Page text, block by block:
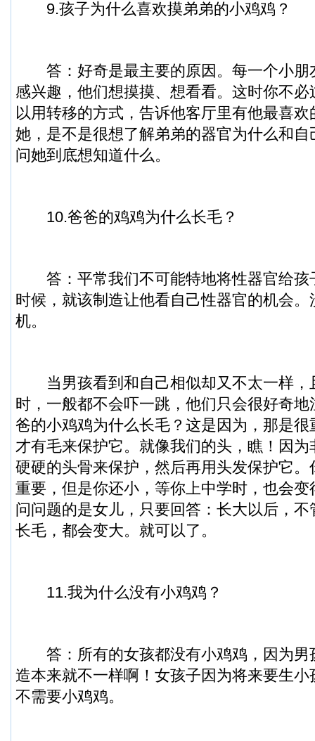
9.孩子为什么喜欢摸弟弟的小鸡鸡？
答：好奇是最主要的原因。每一个小朋
感兴趣，他们想摸摸、想看看。这时你不
以用转移的方式，告诉他客厅里有他最喜
她，是不是很想了解弟弟的器官为什么和
问她到底想知道什么。
10.爸爸的鸡鸡为什么长毛？
答：平常我们不可能特地将性器官给孩
时候，就该制造让他看自己性器官的机会
机。
当男孩看到和自己相似却又不太一样，
时，一般都不会吓一跳，他们只会很好奇
爸的小鸡鸡为什么长毛？这是因为，那是
才有毛来保护它。就像我们的头，瞧！因
硬硬的头骨来保护，然后再用头发保护它
重要，但是你还小，等你上中学时，也会
问问题的是女儿，只要回答：长大以后，
长毛，都会变大。就可以了。
11.我为什么没有小鸡鸡？
答：所有的女孩都没有小鸡鸡，因为男
造本来就不一样啊！女孩子因为将来要生
不需要小鸡鸡。